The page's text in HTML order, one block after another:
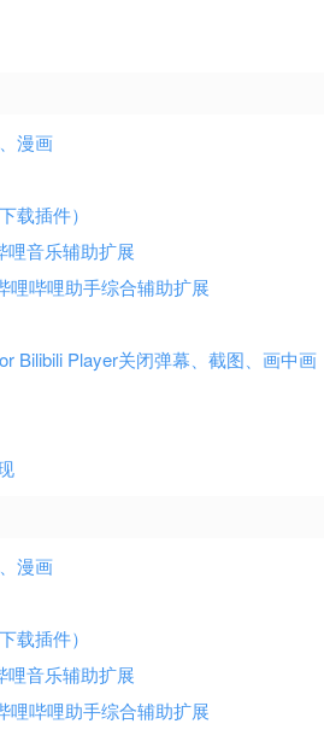
漫画
载插件）
哩音乐辅助扩展
哩哔哩助手综合辅助扩展
Bilibili Player关闭弹幕、截图、画中画
漫画
载插件）
哩音乐辅助扩展
哩哔哩助手综合辅助扩展